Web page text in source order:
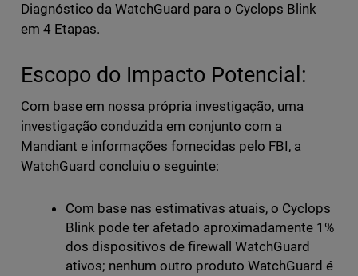
Diagnóstico da WatchGuard para o Cyclops Blink
em 4 Etapas.
Escopo do Impacto Potencial:
Com base em nossa própria investigação, uma
investigação conduzida em conjunto com a
Mandiant e informações fornecidas pelo FBI, a
WatchGuard concluiu o seguinte:
Com base nas estimativas atuais, o Cyclops
Blink pode ter afetado aproximadamente 1%
dos dispositivos de firewall WatchGuard
ativos; nenhum outro produto WatchGuard é